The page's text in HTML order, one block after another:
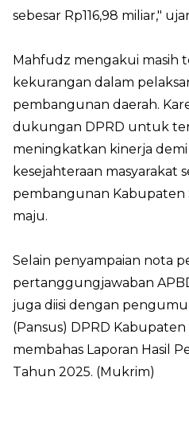
sebesar Rp116,98 miliar,"
Mahfudz mengakui masih
kekurangan dalam
pembangunan daerah.
dukungan DPRD untuk
meningkatkan kinerja
kesejahteraan masyarakat
pembangunan Kabupaten
maju.
Selain penyampaian nota
pertanggungjawaban
juga diisi dengan
(Pansus) DPRD
membahas Laporan Hasil
Tahun 2025. (Mukrim)